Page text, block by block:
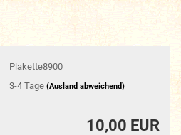
Plakette8900
3-4 Tage (Ausland abweichend)
10,00 EUR